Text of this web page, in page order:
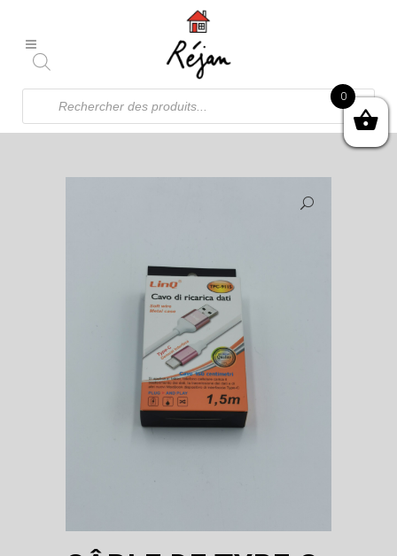
Recherche
produits
0